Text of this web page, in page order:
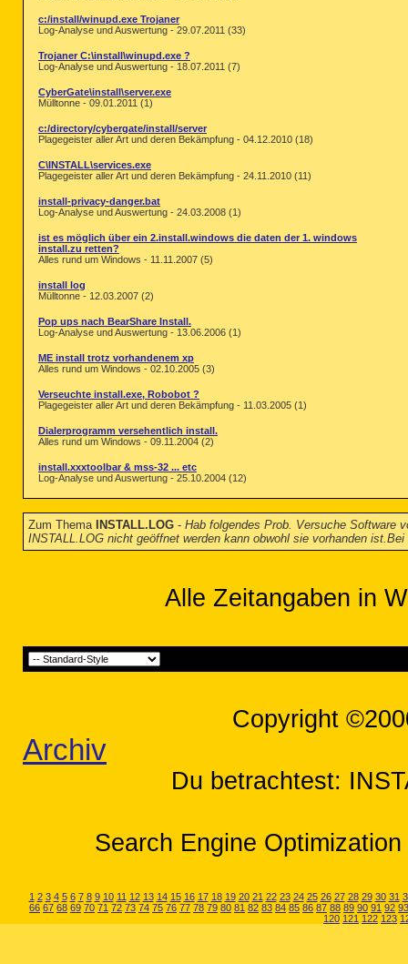
c:/install/winupd.exe Trojaner
Log-Analyse und Auswertung - 29.07.2011 (33)
Trojaner C:\install\winupd.exe ?
Log-Analyse und Auswertung - 18.07.2011 (7)
CyberGate\install\server.exe
Mülltonne - 09.01.2011 (1)
c:/directory/cybergate/install/server
Plagegeister aller Art und deren Bekämpfung - 04.12.2010 (18)
C\INSTALL\services.exe
Plagegeister aller Art und deren Bekämpfung - 24.11.2010 (11)
install-privacy-danger.bat
Log-Analyse und Auswertung - 24.03.2008 (1)
ist es möglich über ein 2.install.windows die daten der 1. windows
install.zu retten?
Alles rund um Windows - 11.11.2007 (5)
install log
Mülltonne - 12.03.2007 (2)
Pop ups nach BearShare Install.
Log-Analyse und Auswertung - 13.06.2006 (1)
ME install trotz vorhandenem xp
Alles rund um Windows - 02.10.2005 (3)
Verseuchte install.exe, Robobot ?
Plagegeister aller Art und deren Bekämpfung - 11.03.2005 (1)
Dialerprogramm versehentlich install.
Alles rund um Windows - 09.11.2004 (2)
install.xxxtoolbar & mss-32 ... etc
Log-Analyse und Auswertung - 25.10.2004 (12)
Zum Thema INSTALL.LOG - Hab folgendes Prob. Versuche Software
INSTALL.LOG nicht geöffnet werden kann obwohl sie vorhanden
Alle Zeitangaben in
Copyright
Archiv
Du betrachtest:
Search Engine
1 2 3 4 5 6 7 8 9 10 11 12 13 14 15 16 17 18 19 20 21 22 23 24 25 26 27 28 29 30 31
66 67 68 69 70 71 72 73 74 75 76 77 78 79 80 81 82 83 84 85 86 87 88 89 90 91 92 93
120 121 122 123